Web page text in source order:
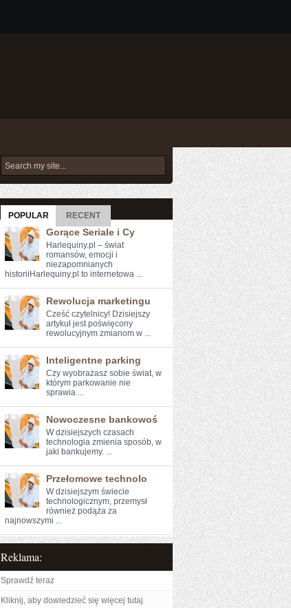
POPULAR RECENT
Gorące Seriale i Cy
Harlequiny.pl – świat
romansów, emocji i
niezapomnianych
historiiHarlequiny.pl to internetowa ...
Rewolucja marketingu
Cześć czytelnicy!​ Dzisiejszy
artykuł jest poświęcony
rewolucyjnym zmianom⁤ w ...
Inteligentne parking
Czy wyobrażasz sobie‍ świat, ‌w
którym ‌parkowanie nie
⁤sprawia ...
Nowoczesne bankowoś
W dzisiejszych czasach
technologia ‌zmienia sposób, w
jaki bankujemy. ...
Przełomowe technolo
W dzisiejszym świecie
technologicznym, przemysł
również podąża ​za
najnowszymi​ ...
Reklama:
Sprawdź teraz
Kliknij, aby dowiedzieć się więcej tutaj